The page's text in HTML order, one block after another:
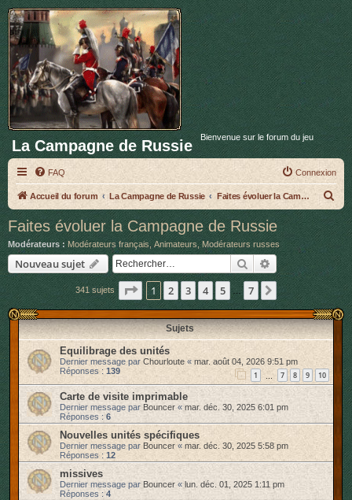
La Campagne de Russie Bienvenue sur le forum du jeu
FAQ Connexion
Accueil du forum La Campagne de Russie Faites évoluer la Campagne de Russie
e
c
c
Faites évoluer la Campagne de Russie
Modérateurs : Modérateurs français, Animateurs ,Modérateurs russes
Nouveau sujet RechercherRecherche
341 sujets Page 1sur7
1 2 3 4 5 … 7 Suivant
Sujets
Equilibrage des unités
Dernier message par Chourloute « mar. août 04, 2026 9:51 pm
Réponses : 139 1 7 8 9 10
Carte de visite imprimable
Dernier message parBouncer «mar. déc. 30, 2025 6:01 pm
Réponses : 6
Nouvelles unités spécifiques
Dernier message par Bouncer« mar. déc. 30, 2025 5:58 pm
Réponses : 12
missives
Dernier message parBouncer «lun. déc. 01, 2025 1:11 pm
Réponses : 4